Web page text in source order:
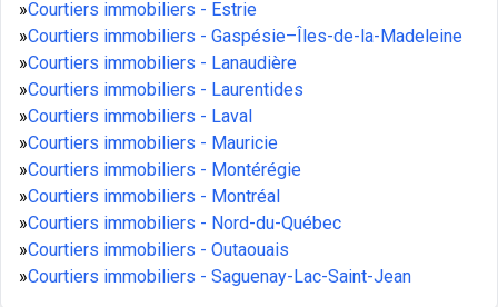
»Courtiers immobiliers - Estrie
»Courtiers immobiliers - Gaspésie–Îles-de-la-Madeleine
»Courtiers immobiliers - Lanaudière
»Courtiers immobiliers - Laurentides
»Courtiers immobiliers - Laval
»Courtiers immobiliers - Mauricie
»Courtiers immobiliers - Montérégie
»Courtiers immobiliers - Montréal
»Courtiers immobiliers - Nord-du-Québec
»Courtiers immobiliers - Outaouais
»Courtiers immobiliers - Saguenay-Lac-Saint-Jean